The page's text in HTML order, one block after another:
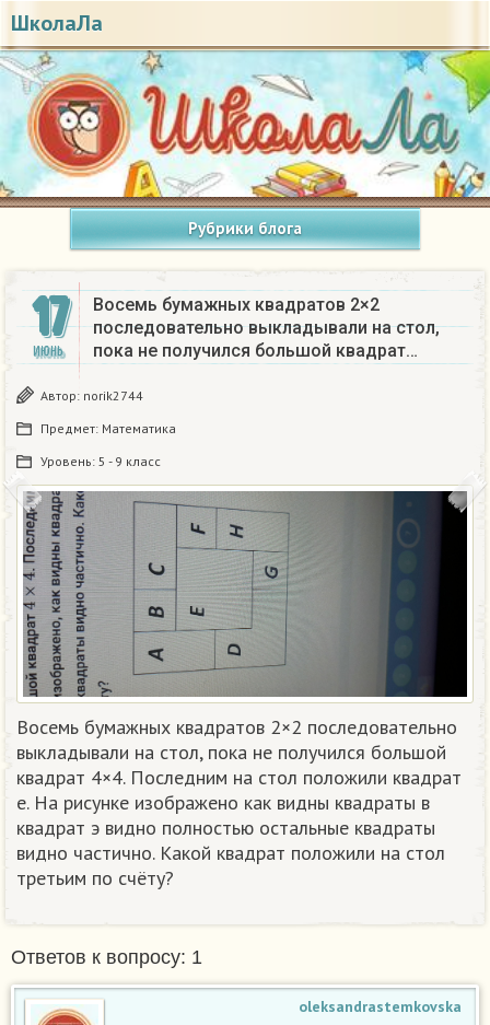
ШколаЛа
Рубрики блога
17
ИЮНЬ
Восемь бумажных квадратов 2×2
последовательно выкладывали на стол,
пока не получился большой квадрат…
Автор: norik2744
Предмет: Математика
Уровень: 5 - 9 класс
Восемь бумажных квадратов 2×2 последовательно
выкладывали на стол, пока не получился большой
квадрат 4×4. Последним на стол положили квадрат
е. На рисунке изображено как видны квадраты в
квадрат э видно полностью остальные квадраты
видно частично. Какой квадрат положили на стол
третьим по счёту?
Ответов к вопросу: 1
oleksandrastemkovska